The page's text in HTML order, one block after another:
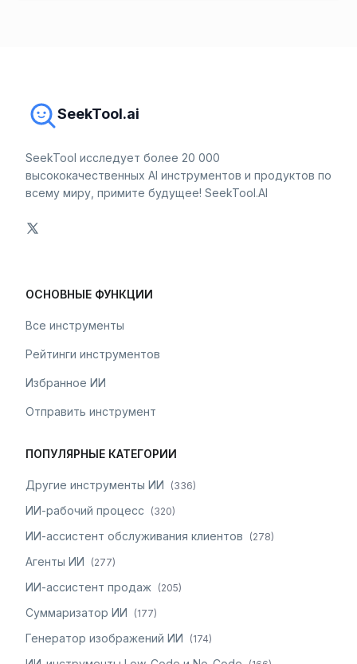
SeekTool.ai
SeekTool исследует более 20 000
высококачественных AI инструментов и продуктов по
всему миру, примите будущее! SeekTool.AI
ОСНОВНЫЕ ФУНКЦИИ
Все инструменты
Рейтинги инструментов
Избранное ИИ
Отправить инструмент
ПОПУЛЯРНЫЕ КАТЕГОРИИ
Другие инструменты ИИ (336)
ИИ-рабочий процесс (320)
ИИ-ассистент обслуживания клиентов (278)
Агенты ИИ (277)
ИИ-ассистент продаж (205)
Суммаризатор ИИ (177)
Генератор изображений ИИ (174)